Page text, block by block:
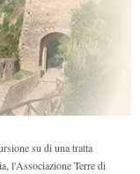
su di una tratta
l'Associazione Terre di